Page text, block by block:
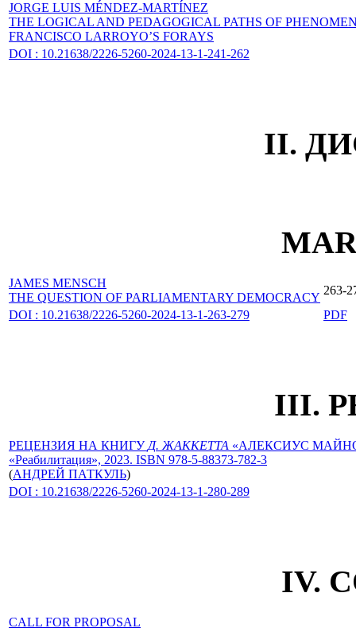
JORGE LUIS MÉNDEZ-MARTÍNEZ
THE LOGICAL AND PEDAGOGICAL PATHS OF
FRANCISCO LARROYO’S FORAYS
DOI : 10.21638/2226-5260-2024-13-1-241-262
II.
JAMES MENSCH
THE QUESTION OF PARLIAMENTARY DEMOCRACY
263-
DOI : 10.21638/2226-5260-2024-13-1-263-279
PDF
III.
РЕЦЕНЗИЯ НА КНИГУ Д. ЖАККЕТТА «АЛЕКСИУС
«Реабилитация», 2023. ISBN 978-5-88373-782-3
(АНДРЕЙ ПАТКУЛЬ)
DOI : 10.21638/2226-5260-2024-13-1-280-289
IV.
CALL FOR PROPOSAL